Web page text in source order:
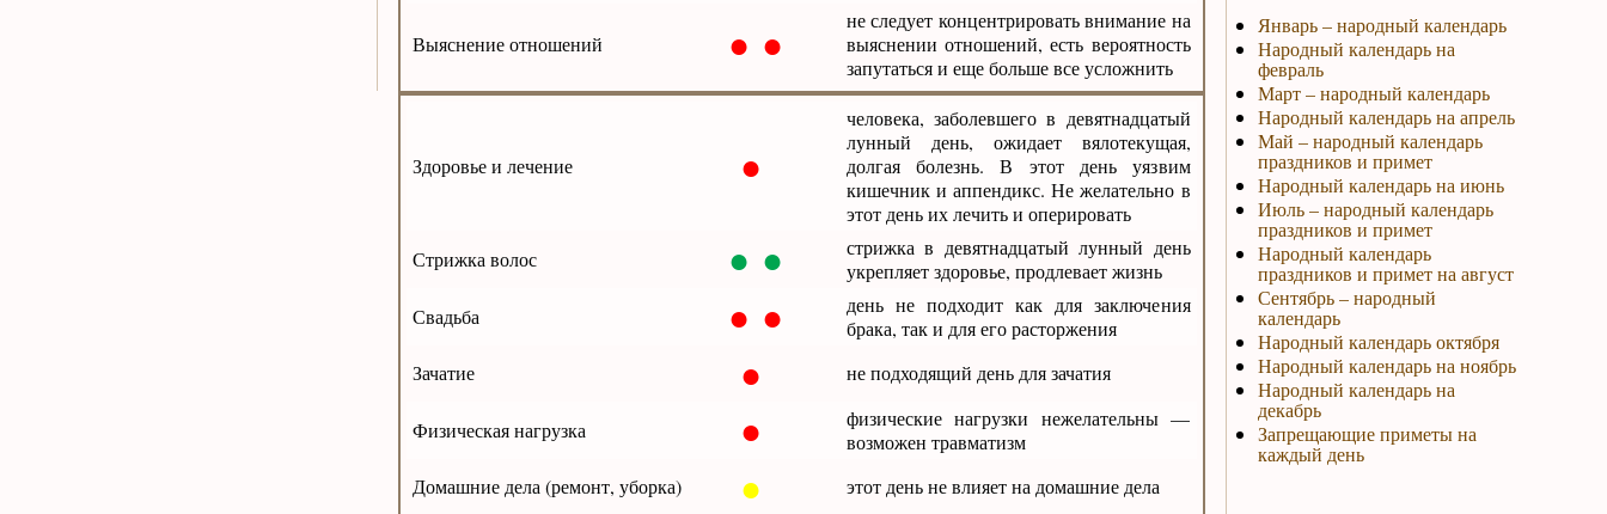
Выяснение отношений ● ●
не следует концентрировать внимание на
выяснении отношений, есть вероятность
запутаться и еще больше все усложнить
Здоровье и лечение ●
человека, заболевшего в девятнадцатый
лунный день, ожидает вялотекущая,
долгая болезнь. В этот день уязвим
кишечник и аппендикс. Не желательно в
этот день их лечить и оперировать
Стрижка волос
● ●
стрижка в девятнадцатый лунный день
укрепляет здоровье, продлевает жизнь
Свадьба
● ●
день не подходит как для заключения
брака, так и для его расторжения
Зачатие
● не подходящий день для зачатия
Физическая нагрузка ●
физические нагрузки нежелательны —
возможен травматизм
Домашние дела (ремонт, уборка)
● этот день не влияет на домашние дела
Январь – народный календарь
Народный календарь на
февраль
Март – народный календарь
Народный календарь на апрель
Май – народный календарь
праздников и примет
Народный календарь на июнь
Июль – народный календарь
праздников и примет
Народный календарь
праздников и примет на август
Сентябрь – народный
календарь
Народный календарь октября
Народный календарь на ноябрь
Народный календарь на
декабрь
Запрещающие приметы на
каждый день